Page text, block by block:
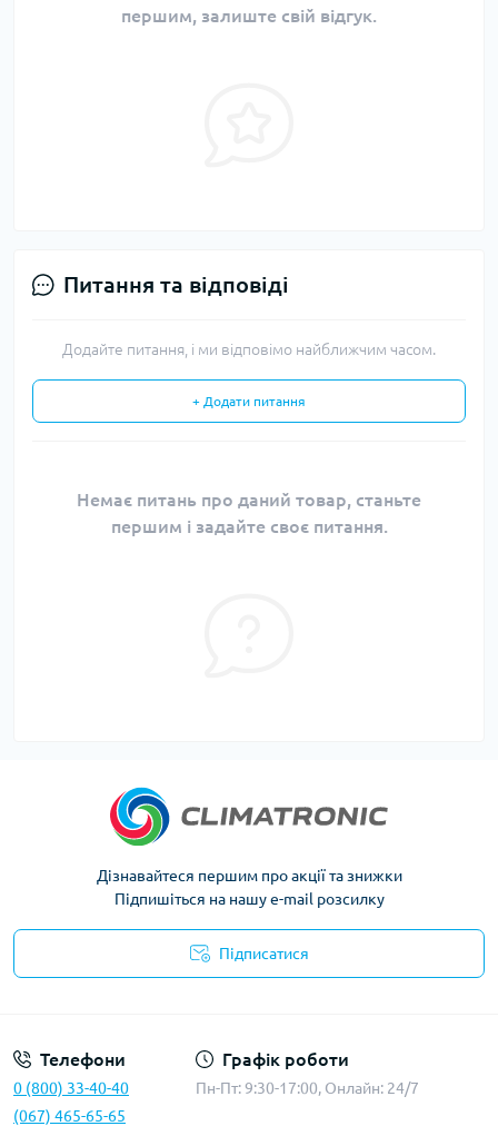
першим, залиште свій відгук.
Питання та відповіді
Додайте питання, і ми відповімо найближчим часом.
+ Додати питання
Немає питань про даний товар, станьте
першим і задайте своє питання.
Дізнавайтеся першим про акції та знижки
Підпишіться на нашу e-mail розсилку
Підписатися
Телефони
0 (800) 33-40-40
(067) 465-65-65
Графік роботи
Пн-Пт: 9:30-17:00, Онлайн: 24/7